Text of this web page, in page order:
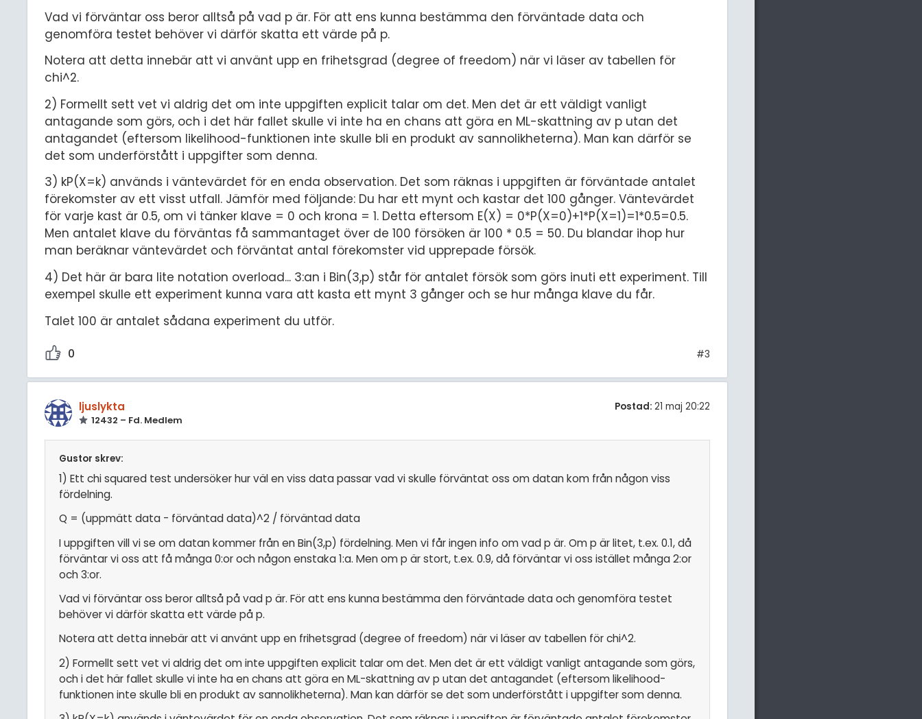
Vad vi förväntar oss beror alltså på vad p är. För att ens kunna bestämma den förväntade data och
genomföra testet behöver vi därför skatta ett värde på p.
Notera att detta innebär att vi använt upp en frihetsgrad (degree of freedom) när vi läser av tabellen för
chi^2.
2) Formellt sett vet vi aldrig det om inte uppgiften explicit talar om det. Men det är ett väldigt vanligt
antagande som görs, och i det här fallet skulle vi inte ha en chans att göra en ML-skattning av p utan det
antagandet (eftersom likelihood-funktionen inte skulle bli en produkt av sannolikheterna). Man kan därför se
det som underförstått i uppgifter som denna.
3) kP(X=k) används i väntevärdet för en enda observation. Det som räknas i uppgiften är förväntade antalet
förekomster av ett visst utfall. Jämför med följande: Du har ett mynt och kastar det 100 gånger. Väntevärdet
för varje kast är 0.5, om vi tänker klave = 0 och krona = 1. Detta eftersom E(X) = 0*P(X=0)+1*P(X=1)=1*0.5=0.5.
Men antalet klave du förväntas få sammantaget över de 100 försöken är 100 * 0.5 = 50. Du blandar ihop hur
man beräknar väntevärdet och förväntat antal förekomster vid upprepade försök.
4) Det här är bara lite notation overload... 3:an i Bin(3,p) står för antalet försök som görs inuti ett experiment. Till
exempel skulle ett experiment kunna vara att kasta ett mynt 3 gånger och se hur många klave du får.
Talet 100 är antalet sådana experiment du utför.
0 #3
ljuslykta
12432 – Fd. Medlem
Postad: 21 maj 20:22
Gustor skrev:
1) Ett chi squared test undersöker hur väl en viss data passar vad vi skulle förväntat oss om datan kom från någon viss
fördelning.
Q = (uppmätt data - förväntad data)^2 / förväntad data
I uppgiften vill vi se om datan kommer från en Bin(3,p) fördelning. Men vi får ingen info om vad p är. Om p är litet, t.ex. 0.1, då
förväntar vi oss att få många 0:or och någon enstaka 1:a. Men om p är stort, t.ex. 0.9, då förväntar vi oss istället många 2:or
och 3:or.
Vad vi förväntar oss beror alltså på vad p är. För att ens kunna bestämma den förväntade data och genomföra testet
behöver vi därför skatta ett värde på p.
Notera att detta innebär att vi använt upp en frihetsgrad (degree of freedom) när vi läser av tabellen för chi^2.
2) Formellt sett vet vi aldrig det om inte uppgiften explicit talar om det. Men det är ett väldigt vanligt antagande som görs,
och i det här fallet skulle vi inte ha en chans att göra en ML-skattning av p utan det antagandet (eftersom likelihood-
funktionen inte skulle bli en produkt av sannolikheterna). Man kan därför se det som underförstått i uppgifter som denna.